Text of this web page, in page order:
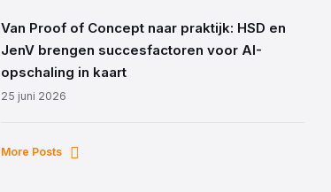
Van Proof of Concept naar praktijk: HSD en
JenV brengen succesfactoren voor AI-
opschaling in kaart
25 juni 2026
More Posts